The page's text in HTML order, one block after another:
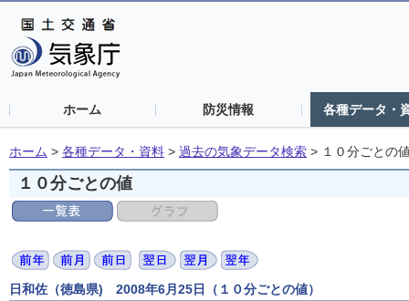
ホーム 防災情報 各種データ・
ホーム > 各種データ・資料 > 過去の気象データ検索 > １０分ごとの
１０分ごとの値
日和佐（徳島県) 2008年6月25日（１０分ごとの値）